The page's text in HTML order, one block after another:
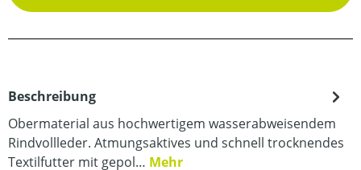
Beschreibung
Obermaterial aus hochwertigem wasserabweisendem
Rindvollleder. Atmungsaktives und schnell trocknendes
Textilfutter mit gepol… Mehr